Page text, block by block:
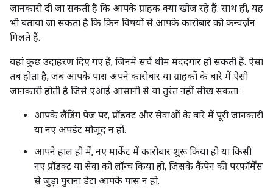
जानकारी दी जा सकती है कि आपके ग्राहक क्या खोज रहे हैं. साथ ही, यह
भी बताया जा सकता है कि किन विषयों से आपके कारोबार को कन्वर्ज़न
मिलते हैं.
यहां कुछ उदाहरण दिए गए हैं, जिनमें सर्च थीम मददगार हो सकती हैं. ऐसा
तब होता है, जब आपके पास अपने कारोबार या ग्राहकों के बारे में ऐसी
जानकारी होती है जिसे एआई आसानी से या तुरंत नहीं सीख सकता:
आपके लैंडिंग पेज पर, प्रॉडक्ट और सेवाओं के बारे में पूरी जानकारी
या नए अपडेट मौजूद न हों.
आपने हाल ही में, नए मार्केट में कारोबार शुरू किया हो या किसी
नए प्रॉडक्ट या सेवा को लॉन्च किया हो, जिसके कैंपेन की परफ़ॉर्मेंस
से जुड़ा पुराना डेटा आपके पास न हो.